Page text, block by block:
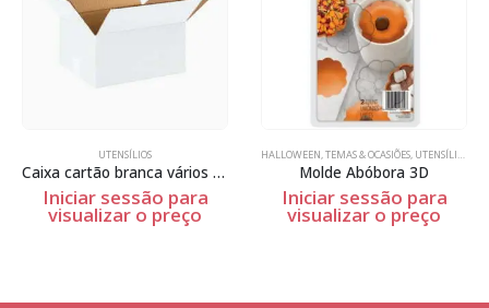
UTENSÍLIOS
Caixa cartão branca vários tamanhos
Iniciar sessão para
visualizar o preço
HALLOWEEN TEMAS & OCASIÕES UTENSÍLIOS
Molde Abóbora 3D
Iniciar sessão para
visualizar o preço